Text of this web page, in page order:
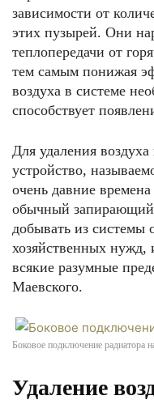
зависимости от
этих пузырей. Они
теплопередачи от
тем самым понижая
воздуха в системе
способствует
Для удаления
устройство,
очень давние
обычный запирающий
добывать из системы
хозяйственных нужд,
всякие разумные
Маевского.
Боковое подключение радиатора
Удаление